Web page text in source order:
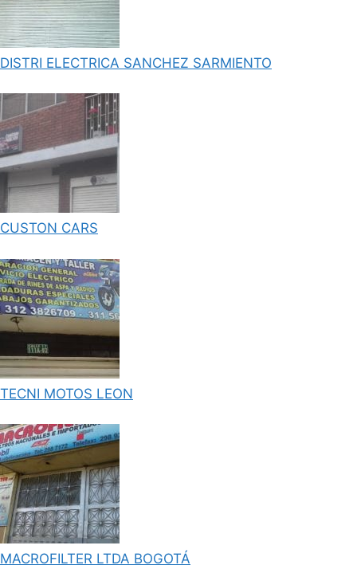
DISTRI ELECTRICA SANCHEZ SARMIENTO
CUSTON CARS
TECNI MOTOS LEON
MACROFILTER LTDA BOGOTÁ